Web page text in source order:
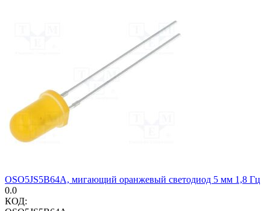
OSO5JS5B64A, мигающий оранжевый светодиод 5 мм 1,8 Гц
0.0
КОД: